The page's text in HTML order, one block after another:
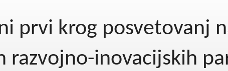
Svetovalka EMA
Napovedani razpisi
prvi krog posvetovanj
razvojno-inovacijskih